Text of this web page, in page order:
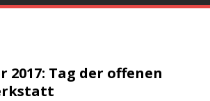
2017: Tag der offenen